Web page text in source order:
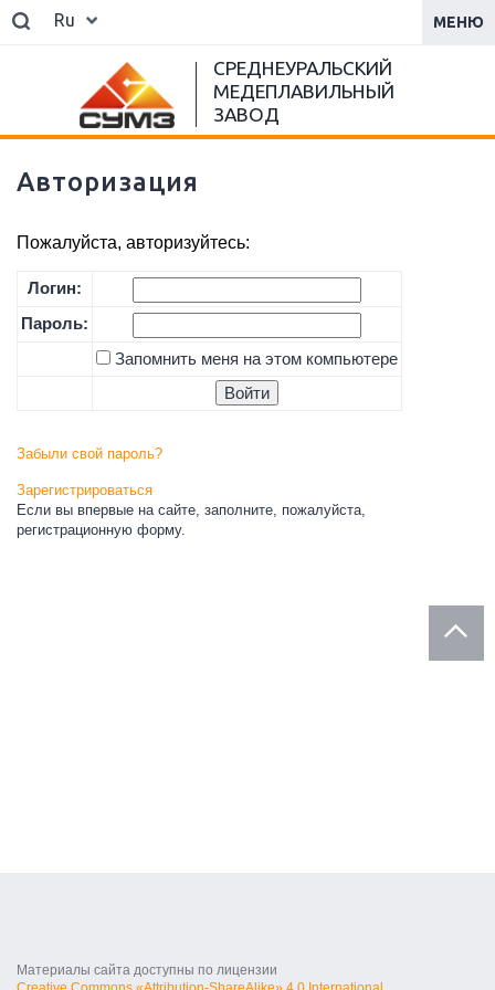
Ru МЕНЮ
СРЕДНЕУРАЛЬСКИЙ
МЕДЕПЛАВИЛЬНЫЙ
ЗАВОД
Авторизация
Пожалуйста, авторизуйтесь:
Логин:
Пароль:
Запомнить меня на этом компьютере
Забыли свой пароль?
Зарегистрироваться
Если вы впервые на сайте, заполните, пожалуйста,
регистрационную форму.
Материалы сайта доступны по лицензии